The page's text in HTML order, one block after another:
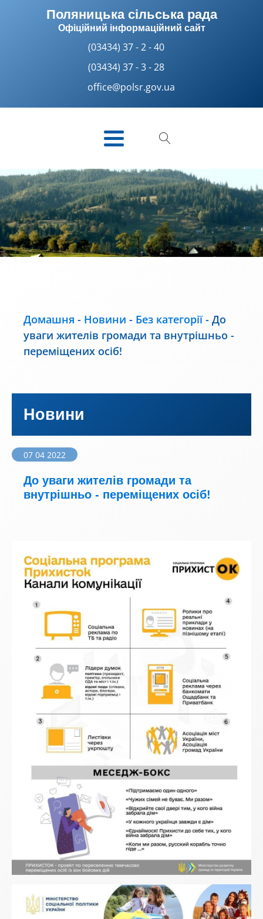
Поляницька сільська рада
Офіційний інформаційний сайт
(03434) 37 - 2 - 40
(03434) 37 - 3 - 28
office@polsr.gov.ua
Домашня - Новини - Без категорії- До
уваги жителів громади та внутрішньо -
переміщених осіб!
Новини
07 04 2022
До уваги жителів громади та
внутрішньо - переміщених осіб!